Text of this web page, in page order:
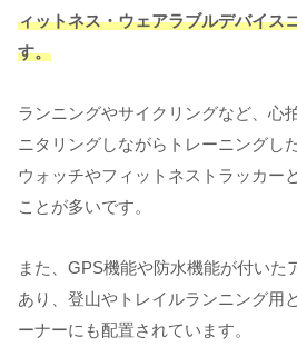
ィットネス・ウェアラブルデバイス
す。
ランニングやサイクリングなど、心
ニタリングしながらトレーニングし
ウォッチやフィットネストラッカー
ことが多いです。
また、GPS機能や防水機能が付いた
あり、登山やトレイルランニング用
ーナーにも配置されています。